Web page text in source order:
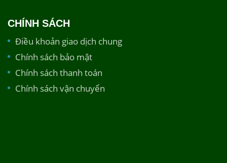
CHÍNH SÁCH
Điều khoản giao dịch chung
Chính sách bảo mật
Chính sách thanh toán
Chính sách vận chuyển